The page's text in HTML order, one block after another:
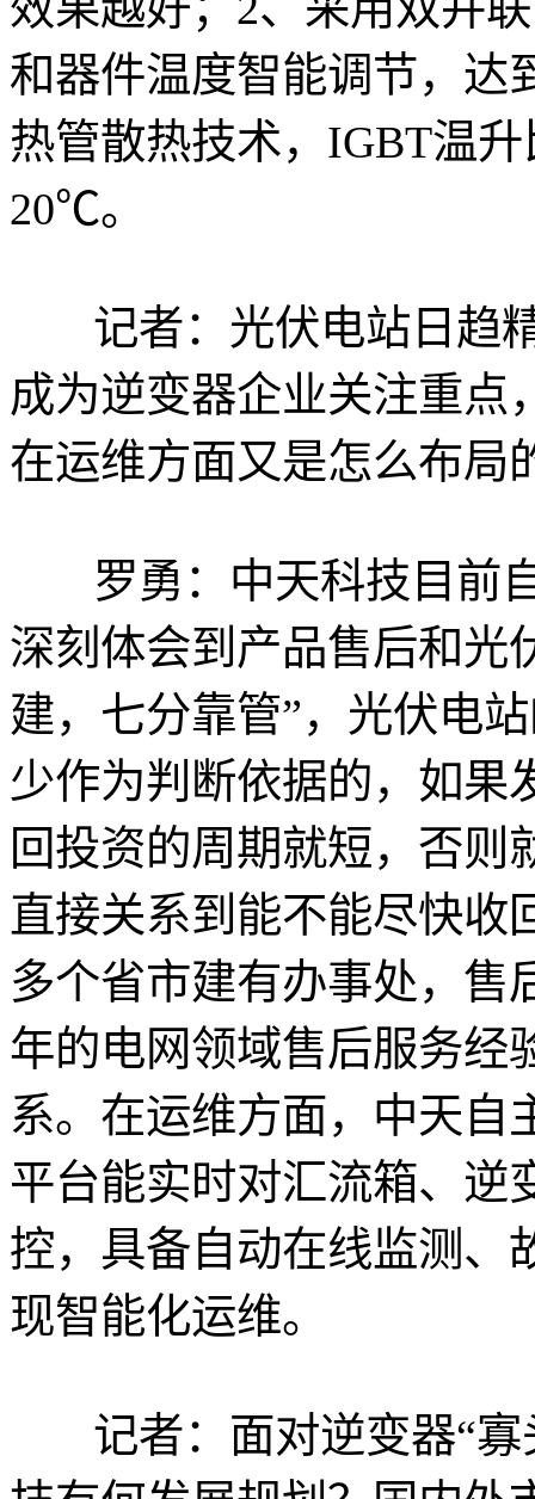
和器件温度智能调节，达
热管散热技术，IGBT温
20℃。
记者：光伏电站日趋
成为逆变器企业关注重点
在运维方面又是怎么布局
罗勇：中天科技目前
深刻体会到产品售后和光
建，七分靠管”，光伏电
少作为判断依据的，如果
回投资的周期就短，否
直接关系到能不能尽快收
多个省市建有办事处，售
年的电网领域售后服务经
系。在运维方面，中天自
平台能实时对汇流箱、逆
控，具备自动在线监测、
现智能化运维。
记者：面对逆变器“